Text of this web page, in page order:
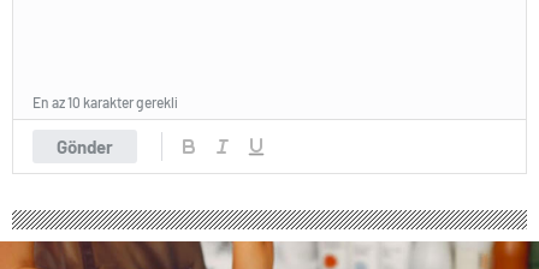
Gönder
En az 10 karakter gerekli